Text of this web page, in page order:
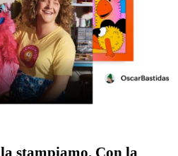
stampiamo. Con la